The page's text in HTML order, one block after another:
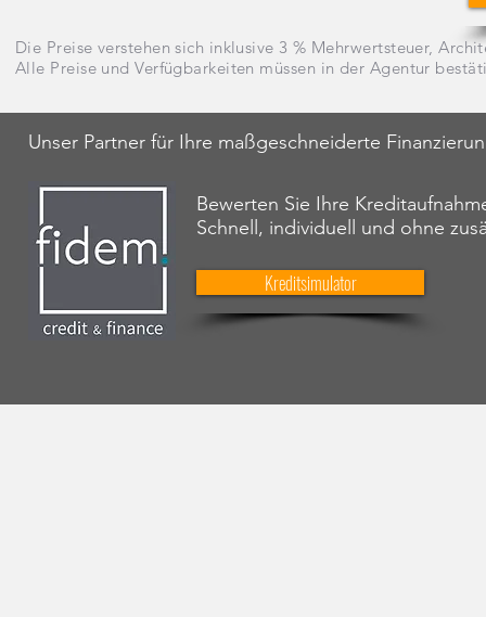
Die Preise verstehen sich inklusive 3 % Mehrwertsteuer,
Alle Preise und Verfügbarkeiten müssen in der Agentur
Unser Partner für Ihre maßgeschneiderte
Bewerten Sie Ihre
Schnell, individuell und ohne
Kreditsimulator